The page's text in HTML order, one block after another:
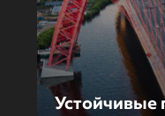
Устойчивые